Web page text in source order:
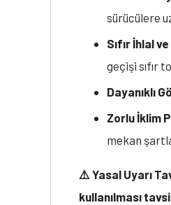
sürücülere
Sıfır İhlal
geçişi sıfır
Dayanıklı
Zorlu İklim
mekan
⚠️ Yasal Uyarı
kullanılması